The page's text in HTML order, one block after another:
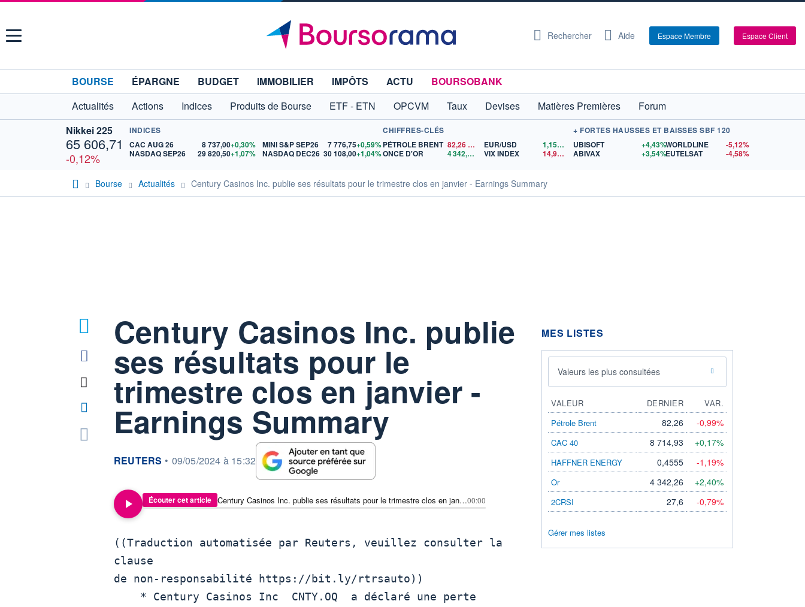
Menu Rechercher Aide Espace Membre Espace Client
BOURSE ÉPARGNE BUDGET IMMOBILIER IMPÔTS ACTU
BOURSOBANK
Actualités
Actions Indices Produits de Bourse ETF - ETN OPCVM Taux Devises Matières Premières
Forum
Nikkei 225
65 606,71
-0,12%
INDICES
CAC AUG 26
8 737,00+0,30%
NASDAQ SEP26
29 820,50+1,07%
MINI S&P SEP26 7 776,75+0,59%
NASDAQ DEC26 30 108,00+1,04%
CHIFFRES-CLÉS
PÉTROLE BRENT 82,26
ONCE D'OR
4 342,26 $US
EUR/USD 1,1558
$US
VIX INDEX
14,90$US
+ FORTES HAUSSES ET BAISSES SBF 120
UBISOFT
+4,43%
ABIVAX
+3,54%
WORLDLINE
-5,12%
EUTELSAT
-4,58%
Bourse Actualités Century Casinos Inc. publie ses résultats pour le trimestre clos en janvier - Earnings Summary
Century Casinos Inc. publie
ses résultats pour le
trimestre clos en janvier -
Earnings Summary
information fournie par
REUTERS • 09/05/2024 à 15:32
Écouter cet article Century Casinos Inc. publie ses résultats pour le trimestre clos en janvier - Earnings Summary00:00
((Traduction automatisée par Reuters, veuillez consulter la
clause
de non-responsabilité https://bit.ly/rtrsauto))
MES LISTES
Valeurs les plus consultées
VALEUR DERNIER
VAR.
Pétrole Brent
82,26 -0,99%
CAC 40 8 714,93 +0,17%
HAFFNER ENERGY 0,4555 -1,19%
Or 4 342,26 +2,40%
2CRSI 27,6 -0,79%
Gérer mes listes